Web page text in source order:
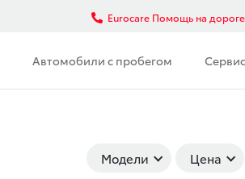
Автомобили с пробегом Сервис
Eurocare Помощь на
Модели Цена